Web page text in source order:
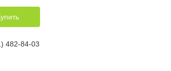
482-84-03